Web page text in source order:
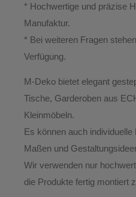
* Hochwertige und präzise
Manufaktur.
* Bei weiteren Fragen
Verfügung.
M-Deko bietet elegant
Tische, Garderoben aus
Kleinmöbeln.
Es können auch
Maßen und
Wir verwenden nur
die Produkte fertig montiert